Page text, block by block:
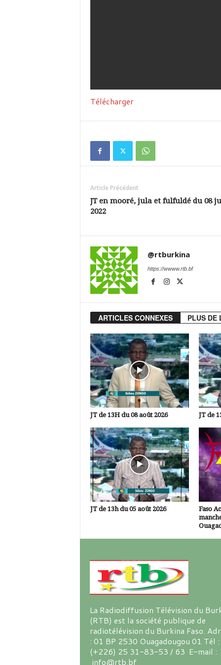
Télécharger
Article Précédent
JT en mooré, jula et fulfuldé du 08
2022
@rtburkina
https://wwww.rtb.bf
ARTICLES CONNEXES PLUS DE
JT de 13H du 08 août 2026 JT de
JT de 13h du 05 août 2026
Faso
La Radiodiffusion Télévision du
(RTB) est la société publique de
radiotélévision du Burkina Faso.
: 01 BP 2530 Ouagadougou 01 Tél :
(+226) 25 31-83-53 / 63 E-mail :
info@rtb.bf